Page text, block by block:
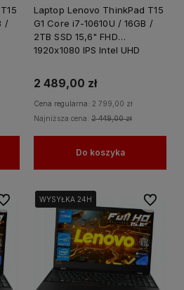
/
Laptop Lenovo ThinkPad T15
G1 Core i7-10610U / 16GB /
2TB SSD 15,6" FHD
1920x1080 IPS Intel UHD
Nauki Domu
2 489,00 zł
Cena regularna: 2 799,00 zł
Najniższa cena: 2 449,00 zł
Do koszyka
ulubionychWYSYŁKA 24H
WYSYŁKA 24H
WYSYŁKA 24H Do